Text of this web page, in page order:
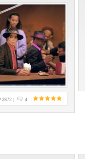
2872 | 4